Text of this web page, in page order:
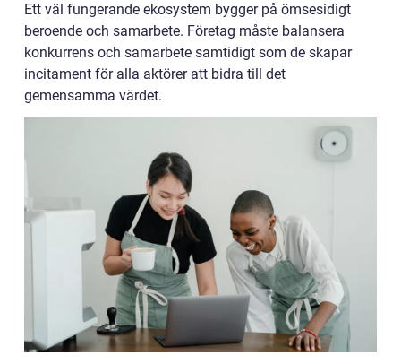
Ett väl fungerande ekosystem bygger på ömsesidigt
beroende och samarbete. Företag måste balansera
konkurrens och samarbete samtidigt som de skapar
incitament för alla aktörer att bidra till det
gemensamma värdet.